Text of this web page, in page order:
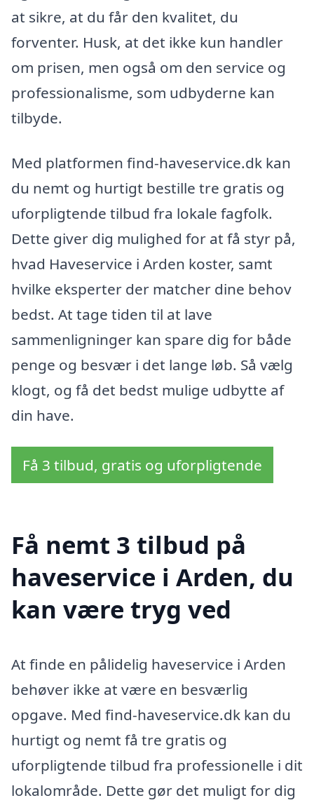
at sikre, at du får den kvalitet, du
forventer. Husk, at det ikke kun handler
om prisen, men også om den service og
professionalisme, som udbyderne kan
tilbyde.
Med platformen find-haveservice.dk kan
du nemt og hurtigt bestille tre gratis og
uforpligtende tilbud fra lokale fagfolk.
Dette giver dig mulighed for at få styr på,
hvad Haveservice i Arden koster, samt
hvilke eksperter der matcher dine behov
bedst. At tage tiden til at lave
sammenligninger kan spare dig for både
penge og besvær i det lange løb. Så vælg
klogt, og få det bedst mulige udbytte af
din have.
Få 3 tilbud, gratis og uforpligtende
Få nemt 3 tilbud på
haveservice i Arden, du
kan være tryg ved
At finde en pålidelig haveservice i Arden
behøver ikke at være en besværlig
opgave. Med find-haveservice.dk kan du
hurtigt og nemt få tre gratis og
uforpligtende tilbud fra professionelle i dit
lokalområde. Dette gør det muligt for dig